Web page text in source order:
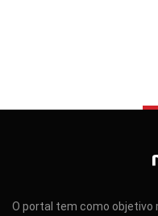
O portal tem como